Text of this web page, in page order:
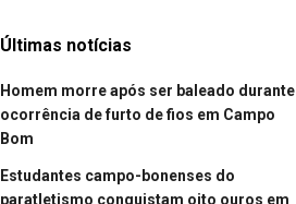
Últimas notícias
Homem morre após ser baleado durante
ocorrência de furto de fios em Campo
Bom
Estudantes campo-bonenses do
paratletismo conquistam oito ouros em